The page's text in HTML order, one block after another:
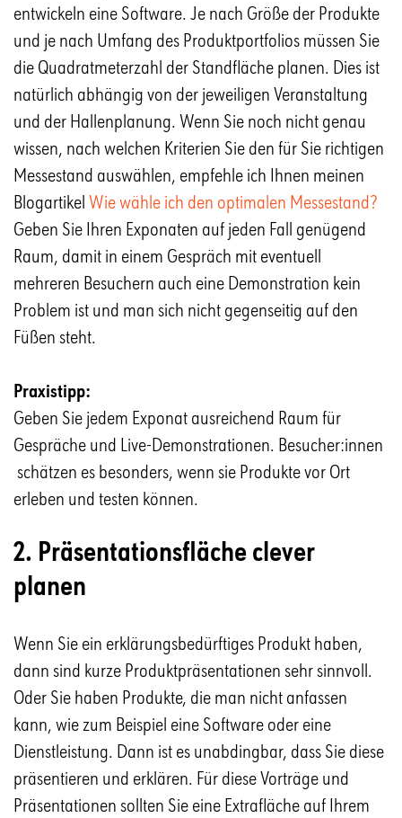
entwickeln eine Software. Je nach Größe der Produkte
und je nach Umfang des Produktportfolios müssen Sie
die Quadratmeterzahl der Standfläche planen. Dies ist
natürlich abhängig von der jeweiligen Veranstaltung
und der Hallenplanung. Wenn Sie noch nicht genau
wissen, nach welchen Kriterien Sie den für Sie richtigen
Messestand auswählen, empfehle ich Ihnen meinen
Blogartikel Wie wähle ich den optimalen Messestand?
Geben Sie Ihren Exponaten auf jeden Fall genügend
Raum, damit in einem Gespräch mit eventuell
mehreren Besuchern auch eine Demonstration kein
Problem ist und man sich nicht gegenseitig auf den
Füßen steht.
Praxistipp:
Geben Sie jedem Exponat ausreichend Raum für
Gespräche und Live-Demonstrationen. Besucher:innen
schätzen es besonders, wenn sie Produkte vor Ort
erleben und testen können.
2. Präsentationsfläche clever
planen
Wenn Sie ein erklärungsbedürftiges Produkt haben,
dann sind kurze Produktpräsentationen sehr sinnvoll.
Oder Sie haben Produkte, die man nicht anfassen
kann, wie zum Beispiel eine Software oder eine
Dienstleistung. Dann ist es unabdingbar, dass Sie diese
präsentieren und erklären. Für diese Vorträge und
Präsentationen sollten Sie eine Extrafläche auf Ihrem